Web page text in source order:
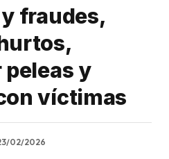
fraudes,
peleas y
víctimas
02/2026